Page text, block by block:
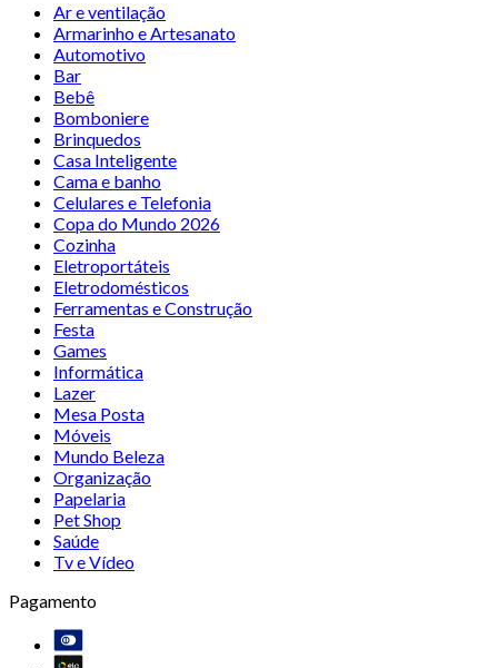
Ar e ventilação
Armarinho e Artesanato
Automotivo
Bar
Bebê
Bomboniere
Brinquedos
Casa Inteligente
Cama e banho
Celulares e Telefonia
Copa do Mundo 2026
Cozinha
Eletroportáteis
Eletrodomésticos
Ferramentas e Construção
Festa
Games
Informática
Lazer
Mesa Posta
Móveis
Mundo Beleza
Organização
Papelaria
Pet Shop
Saúde
Tv e Vídeo
Pagamento